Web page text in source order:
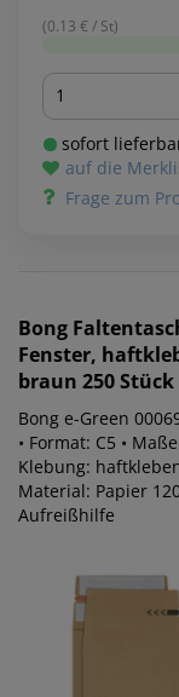
(0.13 € / St)
Menge
sofort lieferbar
auf die
Frage zum
Bong
Fenster,
braun 250 Stück
Bong e-Green
• Format: C5 •
Klebung:
Material: Papier
Aufreißhilfe